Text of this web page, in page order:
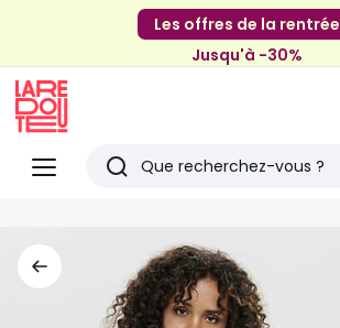
Les offres de la rentrée
Jusqu'à -30%
Menu
Redoute
Rechercher
articles